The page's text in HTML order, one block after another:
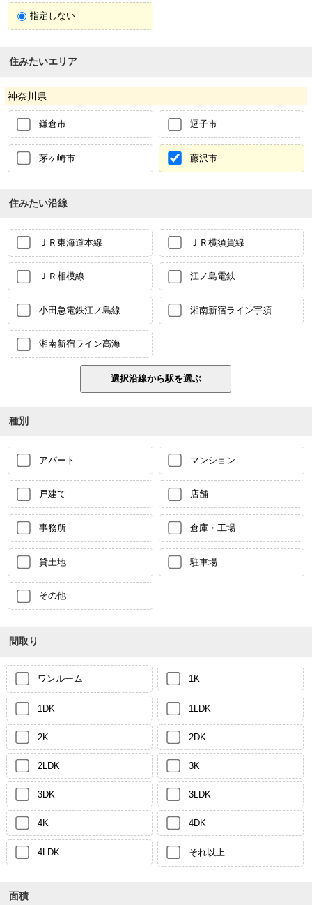
指定しない
住みたいエリア
神奈川県
鎌倉市 逗子市
茅ヶ崎市 藤沢市
住みたい沿線
ＪＲ東海道本線 ＪＲ横須賀線
ＪＲ相模線 江ノ島電鉄
小田急電鉄江ノ島線 湘南新宿ライン宇須
湘南新宿ライン高海
種別
アパート マンション
戸建て 店舗
事務所 倉庫・工場
貸土地 駐車場
その他
間取り
ワンルーム 1K
1DK 1LDK
2K 2DK
2LDK 3K
3DK 3LDK
4K 4DK
4LDK それ以上
面積